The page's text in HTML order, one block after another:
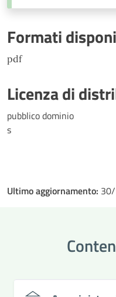
Formati
pdf
Licenza di
pubblico dominio
s
Ultimo aggiornamento: